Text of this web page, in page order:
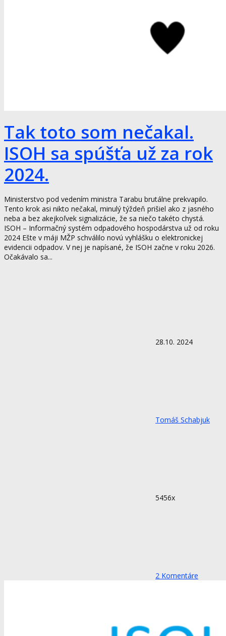
Tak toto som nečakal.
ISOH sa spúšťa už za rok
2024.
Ministerstvo pod vedením ministra Tarabu brutálne prekvapilo.
Tento krok asi nikto nečakal, minulý týždeň prišiel ako z jasného
neba a bez akejkoľvek signalizácie, že sa niečo takéto chystá.
ISOH – Informačný systém odpadového hospodárstva už od roku
2024 Ešte v máji MŽP schválilo novú vyhlášku o elektronickej
evidencii odpadov. V nej je napísané, že ISOH začne v roku 2026.
Očakávalo sa...
28.10. 2024
Tomáš Schabjuk
5456x
2 Komentáre